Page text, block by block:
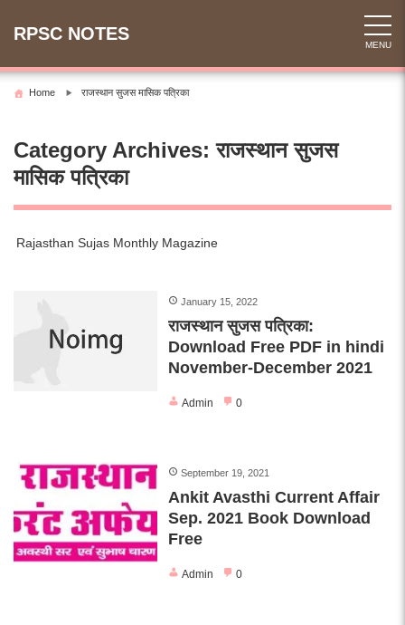
RPSC NOTES
MENU
Home राजस्थान सुजस मासिक पत्रिका
Category Archives: राजस्थान सुजस
मासिक पत्रिका
Rajasthan Sujas Monthly Magazine
January 15, 2022
राजस्थान सुजस पत्रिका:
Download Free PDF in hindi
November-December 2021
Admin 0
September 19, 2021
Ankit Avasthi Current Affair
Sep. 2021 Book Download
Free
Admin 0